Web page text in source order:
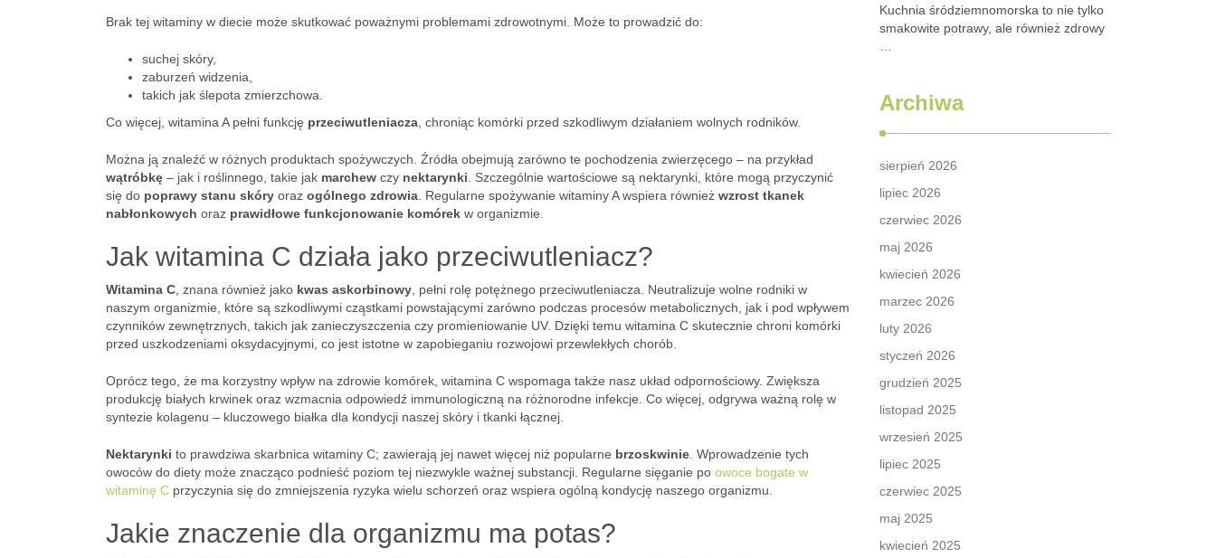
Brak tej witaminy w diecie może skutkować poważnymi problemami zdrowotnymi. Może to prowadzić do:
suchej skóry,
zaburzeń widzenia,
takich jak ślepota zmierzchowa.
Co więcej, witamina A pełni funkcję przeciwutleniacza , chroniąc komórki przed szkodliwym działaniem wolnych rodników.
Można ją znaleźć w różnych produktach spożywczych. Źródła obejmują zarówno te pochodzenia zwierzęcego – na przykład
wątróbkę – jak i roślinnego, takie jak marchew czy nektarynki . Szczególnie wartościowe są nektarynki, które mogą przyczynić
się do poprawy stanu skóry oraz ogólnego zdrowia . Regularne spożywanie witaminy A wspiera również wzrost tkanek
nabłonkowych oraz prawidłowe funkcjonowanie komórek w organizmie.
Jak witamina C działa jako przeciwutleniacz?
Witamina C , znana również jako kwas askorbinowy , pełni rolę potężnego przeciwutleniacza. Neutralizuje wolne rodniki w
naszym organizmie, które są szkodliwymi cząstkami powstającymi zarówno podczas procesów metabolicznych, jak i pod wpływem
czynników zewnętrznych, takich jak zanieczyszczenia czy promieniowanie UV. Dzięki temu witamina C skutecznie chroni komórki
przed uszkodzeniami oksydacyjnymi, co jest istotne w zapobieganiu rozwojowi przewlekłych chorób.
Oprócz tego, że ma korzystny wpływ na zdrowie komórek, witamina C wspomaga także nasz układ odpornościowy. Zwiększa
produkcję białych krwinek oraz wzmacnia odpowiedź immunologiczną na różnorodne infekcje. Co więcej, odgrywa ważną rolę w
syntezie kolagenu – kluczowego białka dla kondycji naszej skóry i tkanki łącznej.
Nektarynki to prawdziwa skarbnica witaminy C; zawierają jej nawet więcej niż popularne brzoskwinie . Wprowadzenie tych
owoców do diety może znacząco podnieść poziom tej niezwykle ważnej substancji. Regularne sięganie po owoce bogate w
witaminę C przyczynia się do zmniejszenia ryzyka wielu schorzeń oraz wspiera ogólną kondycję naszego organizmu.
Jakie znaczenie dla organizmu ma potas?
Kuchnia śródziemnomorska to nie tylko
smakowite potrawy, ale również zdrowy
Archiwa
sierpień 2026
lipiec 2026
czerwiec 2026
maj 2026
kwiecień 2026
marzec 2026
luty 2026
styczeń 2026
grudzień 2025
listopad 2025
wrzesień 2025
lipiec 2025
czerwiec 2025
maj 2025
kwiecień 2025